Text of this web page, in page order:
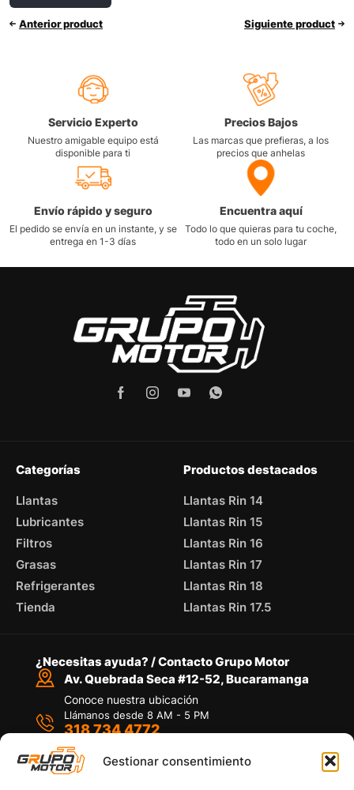
Gestionar consentimiento
Anterior product Siguiente product
Servicio Experto
Nuestro amigable equipo está
disponible para ti
Precios Bajos
Las marcas que prefieras, a los
precios que anhelas
Envío rápido y seguro
El pedido se envía en un instante, y se
entrega en 1-3 días
Encuentra aquí
Todo lo que quieras para tu coche,
todo en un solo lugar
Categorías
Llantas
Lubricantes
Filtros
Grasas
Refrigerantes
Tienda
Productos destacados
Llantas Rin 14
Llantas Rin 15
Llantas Rin 16
Llantas Rin 17
Llantas Rin 18
Llantas Rin 17.5
¿Necesitas ayuda? / Contacto Grupo Motor
Av. Quebrada Seca #12-52, Bucaramanga
Conoce nuestra ubicación
Llámanos desde 8 AM - 5 PM
318 734 4772
Por medio de WhatsApp